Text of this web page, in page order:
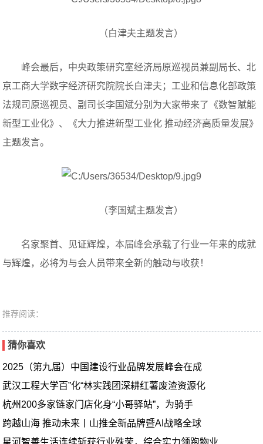
（白津夫主题发言）
峰会最后，中央政策研究室经济局原巡视员兼副局长、北
京工商大学数字经济研究院院长白津夫；工业和信息化部政策
法规司原巡视员、副司长李国斌分别为大家带来了《数智赋能
新型工业化》、《大力推进新型工业化 推动经济高质量发展》
主题发言。
（李国斌主题发言）
名家聚首、见证辉煌，本届峰会承载了行业一年来的成就
与辉煌，必将为与会人员带来全新的触动与收获！
推荐阅读：
猜你喜欢
2025（第九届）中国建设行业品牌发展峰会在成
武汉工程大学百”化“林实践团深耕红薯废渣资源化
杭州200多家链家门店化身“小哥驿站”，为骑手
跨越山海 推动未来丨山推全新品牌暨AI战略全球
星河智善生活连续斩获行业殊荣，综合实力领跑物业